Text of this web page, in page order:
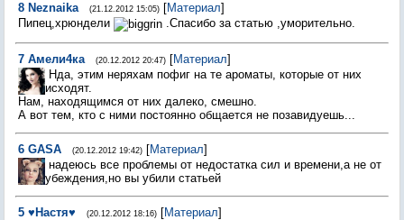
8 Neznaika (21.12.2012 15:05) [Материал]
Пипец,хрюндели
.Спасибо за статью ,уморительно.
7 Амели4ка (20.12.2012 20:47) [Материал]
Нда, этим неряхам пофиг на те ароматы, которые от них
исходят.
Нам, находящимся от них далеко, смешно.
А вот тем, кто с ними постоянно общается не позавидуешь...
6 GASA (20.12.2012 19:42) [Материал]
надеюсь все проблемы от недостатка сил и времени,а не от
убеждения,но вы убили статьей
5 ♥Настя♥ (20.12.2012 18:16) [Материал]